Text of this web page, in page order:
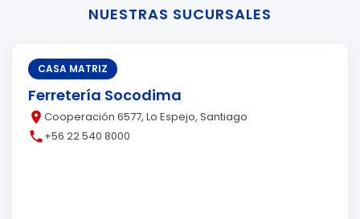
NUESTRAS SUCURSALES
CASA MATRIZ
Ferretería Socodima
place Cooperación 6577, Lo Espejo, Santiago
call+56 22 540 8000